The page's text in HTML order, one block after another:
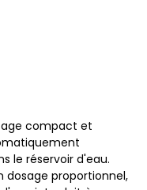
compact et
le réservoir d'eau.
dosage proportionnel,